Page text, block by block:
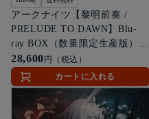
アークナイツ【黎明前奏 /
PRELUDE TO DAWN】Blu-
ray BOX（数量限定生産版））
[Blu-ray]
28,600 円（税込）
カートに入れる